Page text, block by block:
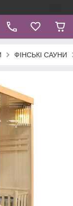
ФІНСЬКІ САУНИ